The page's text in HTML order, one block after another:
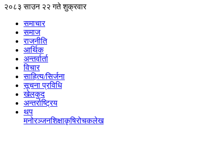
२०८३ साउन २२ गते शुक्रवार
समाचार
समाज
राजनीति
आर्थिक
अन्तर्वार्ता
विचार
साहित्य/सिर्जना
सूचना प्रविधि
खेलकुद
अन्तर्राष्ट्रिय
थप
मनोरञ्‍जनशिक्षाकृषिरोचकलेख